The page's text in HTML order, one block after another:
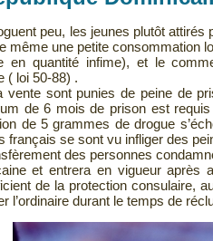
peu, les jeunes plutôt attirés
même une petite consommation
en quantité infime), et le
( loi 50-88) .
vente sont punies de peine de
de 6 mois de prison est
de 5 grammes de drogue
français se sont vu infliger des
des personnes
et entrera en vigueur après
de la protection consulaire,
l’ordinaire durant le temps de